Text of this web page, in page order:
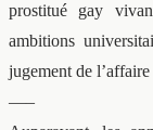
prostitué gay
ambitions
jugement de
—–